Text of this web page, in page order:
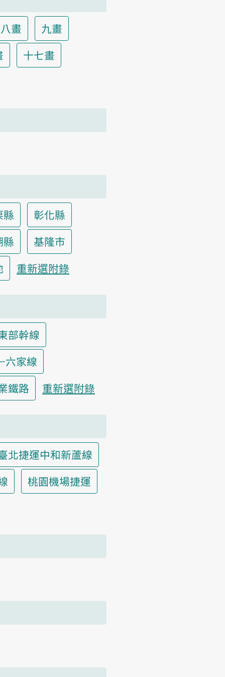
八畫
九畫
十七畫
縣
彰化縣
縣
基隆市
重新選附錄
部幹線
家線
鐵路 重新選附錄
北捷運中和新蘆線
桃園機場捷運